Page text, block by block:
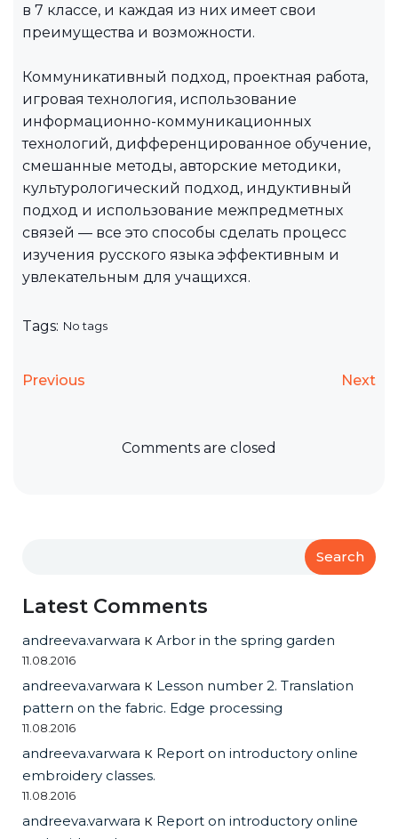
в 7 классе, и каждая из них имеет свои
преимущества и возможности.
Коммуникативный подход, проектная работа,
игровая технология, использование
информационно-коммуникационных
технологий, дифференцированное обучение,
смешанные методы, авторские методики,
культурологический подход, индуктивный
подход и использование межпредметных
связей — все это способы сделать процесс
изучения русского языка эффективным и
увлекательным для учащихся.
Tags: No tags
Previous Next
Comments are closed
Search
Latest Comments
andreeva.varwara к Arbor in the spring garden
11.08.2016
andreeva.varwara к Lesson number 2. Translation
pattern on the fabric. Edge processing
11.08.2016
andreeva.varwara к Report on introductory online
embroidery classes.
11.08.2016
andreeva.varwara к Report on introductory online